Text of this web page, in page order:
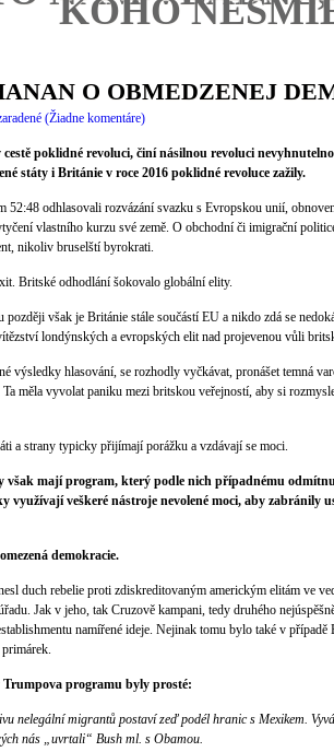
KOHO
O OBMEDZENEJ
(Žiadne komentáre)
poklidné revoluci, činí násilnou revoluci
státy i Británie v roce 2016 poklidné revoluce zažily.
52:48 odhlasovali rozvázání svazku s Evropskou unií,
vlastního kurzu své země. O obchodní či imigrační
nikoliv bruselští byrokrati.
Britské odhodlání šokovalo globální elity.
později však je Británie stále součástí EU a nikdo zdá se
londýnských a evropských elit nad projevenou vůli
výsledky hlasování, se rozhodly vyčkávat, pronášet temná
měla vyvolat paniku mezi britskou veřejností, aby si
a strany typicky přijímají porážku a vzdávají se moci.
však mají program, který podle nich případnému
využívají veškeré nástroje nevolené moci, aby zabránily
demokracie.
duch rebelie proti zdiskreditovaným americkým elitám ve
Jak v jeho, tak Cruzově kampani, tedy druhého
namířené ideje. Nejinak tomu bylo také v případě
programu byly prosté:
nelegální migrantů postaví zeď podél hranic s Mexikem.
nás „uvrtali“ Bush ml. s Obamou.